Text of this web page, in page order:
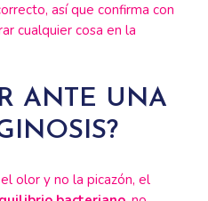
así que confirma con
cualquier cosa en la
ANTE UNA
olor y no la picazón, el